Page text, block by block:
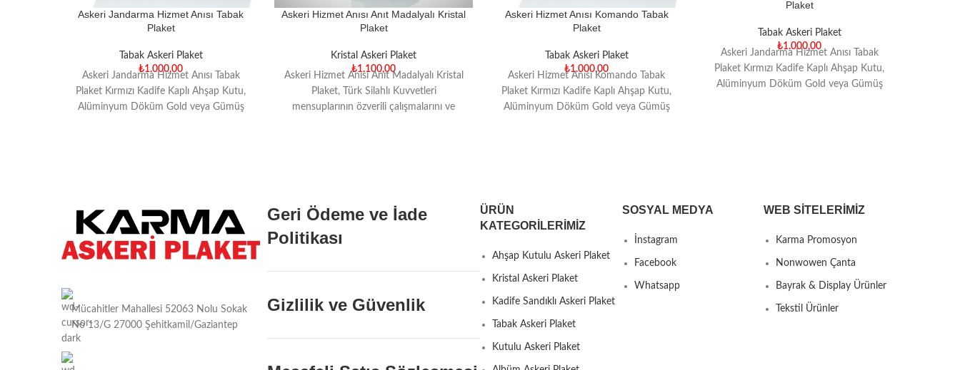
Askeri Jandarma Hizmet Anısı Tabak
Plaket
Tabak Askeri Plaket
₺1.000,00
Askeri Jandarma Hizmet Anısı Tabak
Plaket Kırmızı Kadife Kaplı Ahşap Kutu,
Alüminyum Döküm Gold veya Gümüş
Askeri Hizmet Anısı Anıt Madalyalı Kristal
Plaket
Kristal Askeri Plaket
₺1.100,00
Askeri Hizmet Anısı Anıt Madalyalı Kristal
Plaket, Türk Silahlı Kuvvetleri
mensuplarının özverili çalışmalarını ve
Askeri Hizmet Anısı Komando Tabak
Plaket
Tabak Askeri Plaket
₺1.000,00
Askeri Hizmet Anısı Komando Tabak
Plaket Kırmızı Kadife Kaplı Ahşap Kutu,
Alüminyum Döküm Gold veya Gümüş
Plaket
Tabak Askeri Plaket
₺1.000,00
Askeri Jandarma Hizmet Anısı Tabak
Plaket Kırmızı Kadife Kaplı Ahşap Kutu,
Alüminyum Döküm Gold veya Gümüş
Mücahitler Mahallesi 52063 Nolu Sokak
No 13/G 27000 Şehitkamil/Gaziantep
Geri Ödeme ve İade
Politikası
Gizlilik ve Güvenlik
ÜRÜN
KATEGORILERIMIZ
Ahşap Kutulu Askeri Plaket
Kristal Askeri Plaket
Kadife Sandıklı Askeri Plaket
Tabak Askeri Plaket
Kutulu Askeri Plaket
SOSYAL MEDYA
İnstagram
Facebook
Whatsapp
WEB SITELERIMIZ
Karma Promosyon
Nonwowen Çanta
Bayrak & Display Ürünler
Tekstil Ürünler